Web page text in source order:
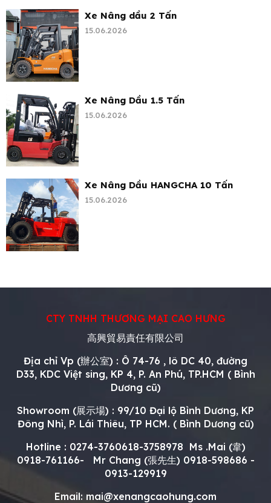
Xe Nâng dầu 2 Tấn
15.06.2026
Xe Nâng Dầu 1.5 Tấn
15.06.2026
Xe Nâng Dầu HANGCHA 10 Tấn
15.06.2026
CTY TNHH THƯƠNG MẠI CAO HƯNG
高興貿易責任有限公司
Địa chỉ Vp (辦公室) : Ô 74-76 , lô DC 40, đường
D33, KDC Việt sing, KP 4, P. An Phú, TP.HCM ( Bình
Dương cũ)
Showroom (展示場) : 99/10 Đại lộ Bình Dương, KP
Đông Nhì, P. Lái Thiêu, TP HCM. ( Bình Dương cũ)
Hotline : 0274-3760618-3758978 Ms .Mai (韋)
0918-761166- Mr Chang (張先生) 0918-598686 -
0913-129919
Email: mai@xenangcaohung.com